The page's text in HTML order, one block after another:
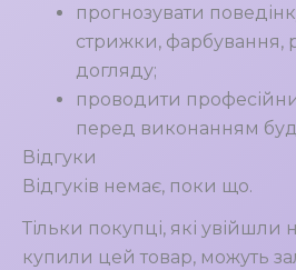
прогнозувати
стрижки, фарбування,
догляду;
проводити
перед виконанням
Відгуки
Відгуків немає, поки що.
Тільки покупці, які увійшли
купили цей товар, можуть